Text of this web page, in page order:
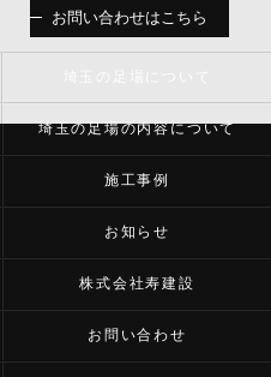
お問い合わせはこちら
埼玉の足場の内容について
施工事例
お知らせ
株式会社寿建設
お問い合わせ